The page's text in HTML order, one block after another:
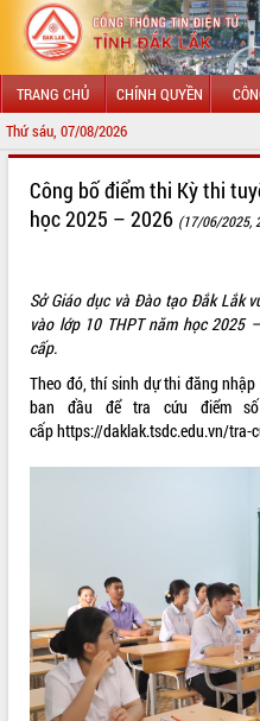
TRANG CHỦ CHÍNH QUYỀN
Thứ sáu, 07/08/2026
LÃNH ĐẠO UBND TỈNH
SỞ, BAN, NGÀNH
THÔNG TIN CHỈ ĐẠO ĐIỀU HÀNH
HỆ THỐNG VĂN BẢN
QUY HOẠCH - KẾ HOẠCH
Công bố điểm thi Kỳ thi
học 2025 – 2026 (17/06/2025,
Sở Giáo dục và Đào tạo Đắk Lắk
vào lớp 10 THPT năm học 2025
cấp.
Theo đó, thí sinh dự thi đăng
ban đầu để tra cứu điểm
cấphttps://daklak.tsdc.edu.vn/tra-